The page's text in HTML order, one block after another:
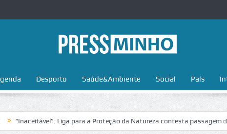
Desporto Saúde&Ambiente Social País
Liga para a Proteção da Natureza contesta passagem da Volta a